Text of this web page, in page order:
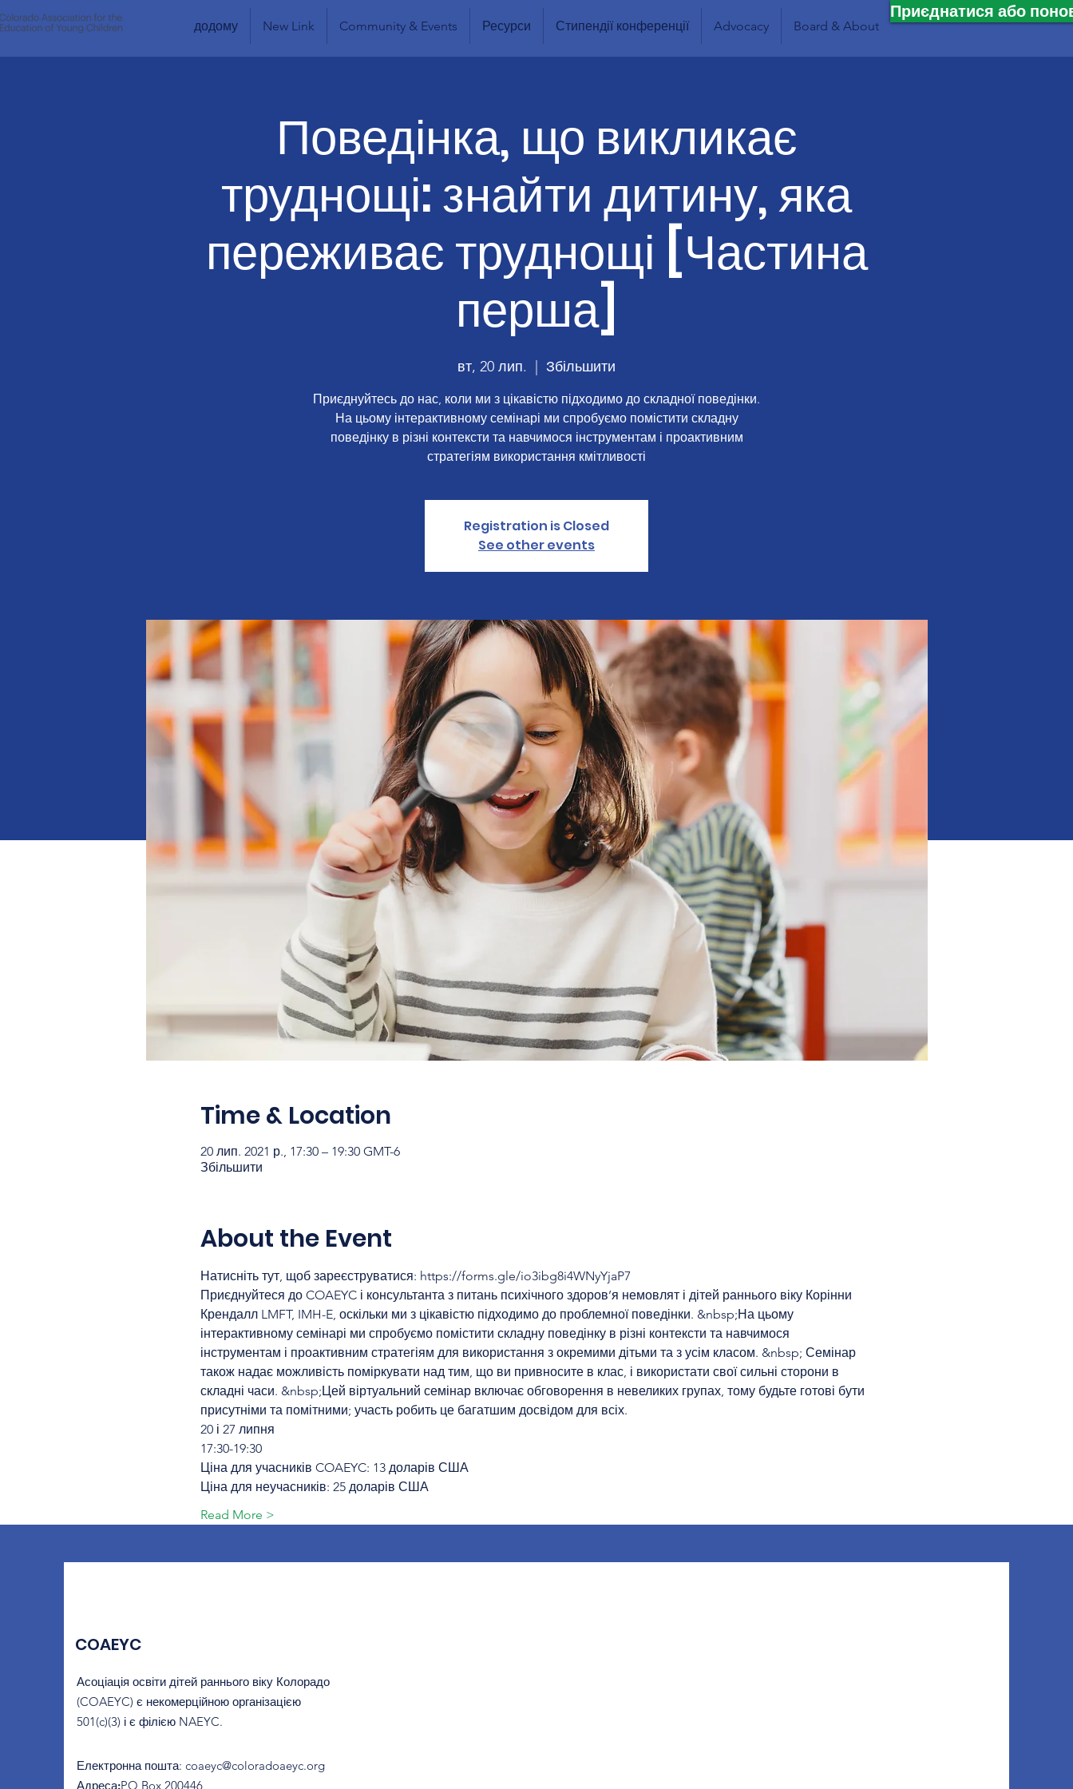
Приєднатися або
додому New Link Community & Events Ресурси Стипендії конференції Advocacy Board & About
Поведінка, що викликає
труднощі: знайти дитину, яка
переживає труднощі [Частина
перша]
вт, 20 лип. Збільшити
Приєднуйтесь до нас, коли ми з цікавістю підходимо до складної поведінки.
На цьому інтерактивному семінарі ми спробуємо помістити складну
поведінку в різні контексти та навчимося інструментам і проактивним
стратегіям використання кмітливості
Registration is Closed
See other events
Time & Location
20 лип. 2021 р., 17:30 – 19:30 GMT-6
Збільшити
About the Event
Натисніть тут, щоб зареєструватися: https://forms.gle/io3ibg8i4WNyYjaP7
Приєднуйтеся до COAEYC і консультанта з питань психічного здоров’я немовлят і дітей раннього віку Корінни
Крендалл LMFT, IMH-E, оскільки ми з цікавістю підходимо до проблемної поведінки. &nbsp;На цьому
інтерактивному семінарі ми спробуємо помістити складну поведінку в різні контексти та навчимося
інструментам і проактивним стратегіям для використання з окремими дітьми та з усім класом. &nbsp; Семінар
також надає можливість поміркувати над тим, що ви привносите в клас, і використати свої сильні сторони в
складні часи. &nbsp;Цей віртуальний семінар включає обговорення в невеликих групах, тому будьте готові бути
присутніми та помітними; участь робить це багатшим досвідом для всіх.
20 і 27 липня
17:30-19:30
Ціна для учасників COAEYC: 13 доларів США
Ціна для неучасників: 25 доларів США
Read More >
COAEYC
Асоціація освіти дітей раннього віку Колорадо
(COAEYC) є некомерційною організацією
501(c)(3) і є філією NAEYC.
Електронна пошта: coaeyc@coloradoaeyc.org
Адреса:​PO Box 200446